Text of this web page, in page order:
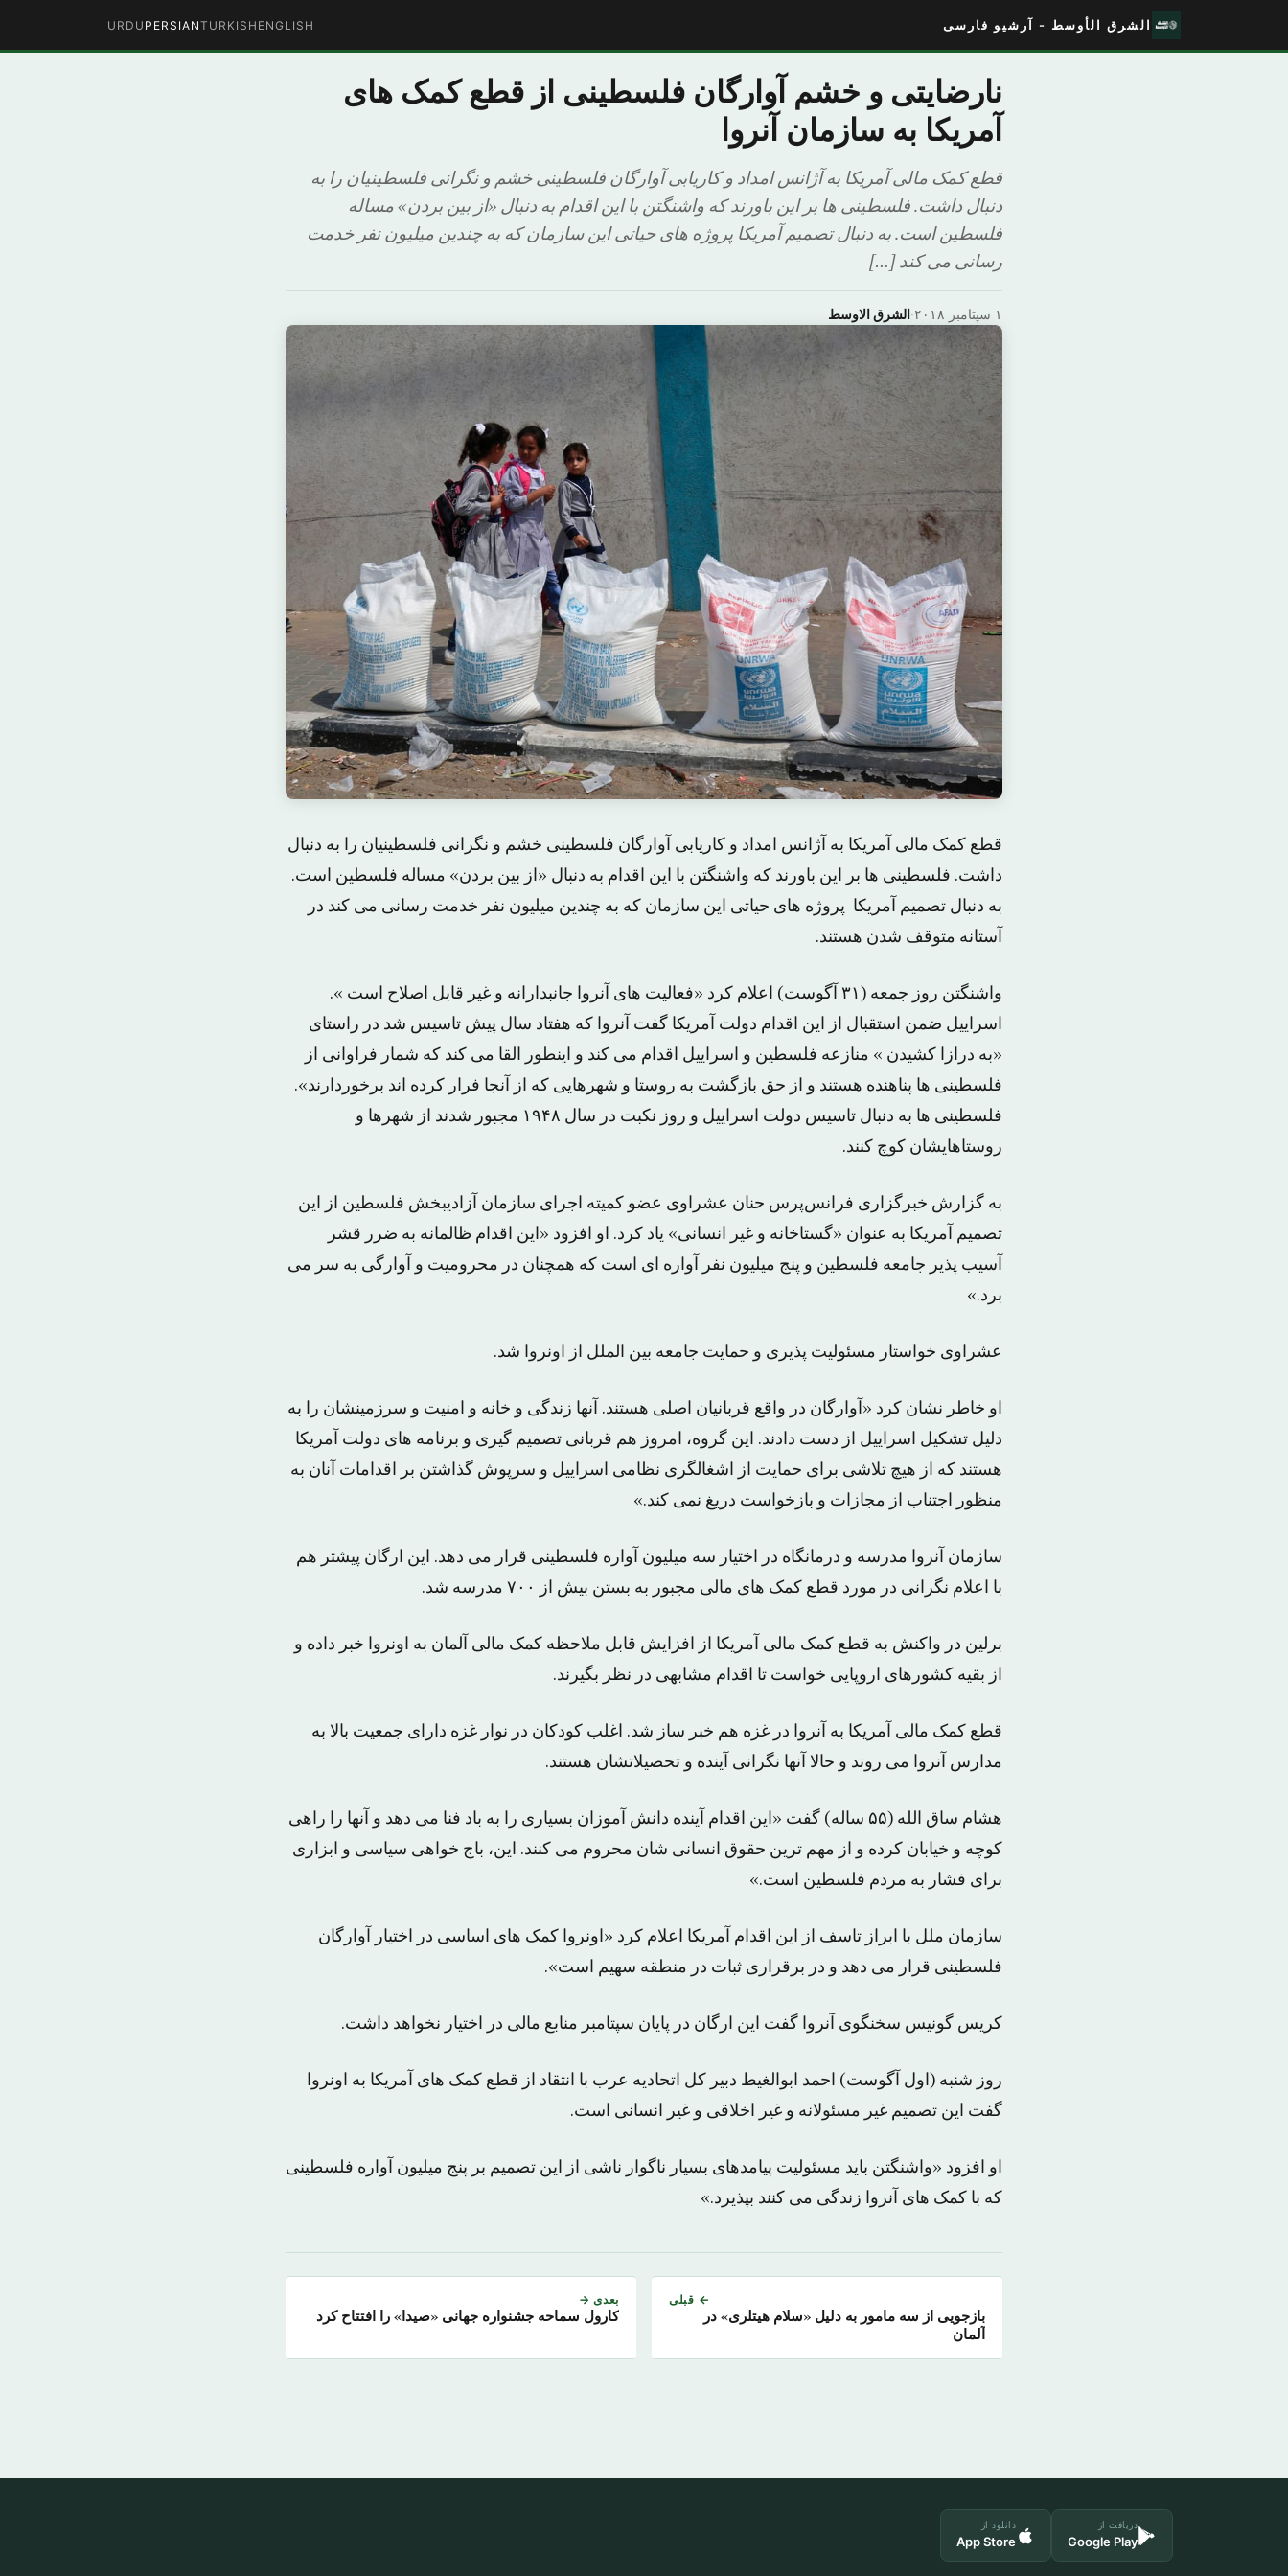
الشرق الأوسط - آرشیو فارسی ENGLISH
TURKISH
PERSIAN
URDU
نارضایتی و خشم آوارگان فلسطینی از قطع کمک های
آمریکا به سازمان آنروا
قطع کمک مالی آمریکا به آژانس امداد و کاریابی آوارگان فلسطینی خشم و نگرانی فلسطینیان را به
دنبال داشت. فلسطینی ها بر این باورند که واشنگتن با این اقدام به دنبال «از بین بردن»‌ مساله
فلسطین است. به دنبال تصمیم آمریکا پروژه های حیاتی این سازمان که به چندین میلیون نفر خدمت
رسانی می کند […]
الشرق الاوسط· ۱ سپتامبر ۲۰۱۸
قطع کمک مالی آمریکا به آژانس امداد و کاریابی آوارگان فلسطینی خشم و نگرانی فلسطینیان را به دنبال
داشت. فلسطینی ها بر این باورند که واشنگتن با این اقدام به دنبال «از بین بردن»‌ مساله فلسطین است.
به دنبال تصمیم آمریکا پروژه های حیاتی این سازمان که به چندین میلیون نفر خدمت رسانی می کند در
آستانه متوقف شدن هستند.
واشنگتن روز جمعه (۳۱ آگوست) اعلام کرد «فعالیت های آنروا جانبدارانه و غیر قابل اصلاح است ».
اسراییل ضمن استقبال از این اقدام دولت آمریکا گفت آنروا که هفتاد سال پیش تاسیس شد در راستای
«به درازا کشیدن » منازعه فلسطین و اسراییل اقدام می کند و اینطور القا می کند که شمار فراوانی از
فلسطینی ها پناهنده هستند و از حق بازگشت به روستا و شهرهایی که از آنجا فرار کرده اند برخوردارند».
فلسطینی ها به دنبال تاسیس دولت اسراییل و روز نکبت در سال ۱۹۴۸ مجبور شدند از شهرها و
روستاهایشان کوچ کنند.
به گزارش خبرگزاری فرانس‌پرس حنان عشراوی عضو کمیته اجرای سازمان آزادیبخش فلسطین از این
تصمیم آمریکا به عنوان «گستاخانه و غیر انسانی» یاد کرد. او افزود «این اقدام ظالمانه به ضرر قشر
آسیب پذیر جامعه فلسطین و پنج میلیون نفر آواره ای است که همچنان در محرومیت و آوارگی به سر می
برد.»
عشراوی خواستار مسئولیت پذیری و حمایت جامعه بین الملل از اونروا شد.
او خاطر نشان کرد «آوارگان در واقع قربانیان اصلی هستند. آنها زندگی و خانه و امنیت و سرزمینشان را به
دلیل تشکیل اسراییل از دست دادند. این گروه، امروز هم قربانی تصمیم گیری و برنامه های دولت آمریکا
هستند که از هیچ تلاشی برای حمایت از اشغالگری نظامی اسراییل و سرپوش گذاشتن بر اقدامات آنان به
منظور اجتناب از مجازات و بازخواست دریغ نمی کند.»
سازمان آنروا مدرسه و درمانگاه در اختیار سه میلیون آواره فلسطینی قرار می دهد. این ارگان پیشتر هم
با اعلام نگرانی در مورد قطع کمک های مالی مجبور به بستن بیش از ۷۰۰ مدرسه شد.
برلین در واکنش به قطع کمک مالی آمریکا از افزایش قابل ملاحظه کمک مالی آلمان به اونروا خبر داده و
از بقیه کشورهای اروپایی خواست تا اقدام مشابهی در نظر بگیرند.
قطع کمک مالی آمریکا به آنروا در غزه هم خبر ساز شد. اغلب کودکان در نوار غزه دارای جمعیت بالا به
مدارس آنروا می روند و حالا آنها نگرانی آینده و تحصیلاتشان هستند.
هشام ساق الله (۵۵ ساله) گفت «این اقدام آینده دانش آموزان بسیاری را به باد فنا می دهد و آنها را راهی
کوچه و خیابان کرده و از مهم ترین حقوق انسانی شان محروم می کنند. این، باج خواهی سیاسی و ابزاری
برای فشار به مردم فلسطین است.»
سازمان ملل با ابراز تاسف از این اقدام آمریکا اعلام کرد «اونروا کمک های اساسی در اختیار آوارگان
فلسطینی قرار می دهد و در برقراری ثبات در منطقه سهیم است».
کریس گونیس سخنگوی آنروا گفت این ارگان در پایان سپتامبر منابع مالی در اختیار نخواهد داشت.
روز شنبه (اول آگوست) احمد ابوالغیط دبیر کل اتحادیه عرب با انتقاد از قطع کمک های آمریکا به اونروا
گفت این تصمیم غیر مسئولانه و غیر اخلاقی و غیر انسانی است.
او افزود «واشنگتن باید مسئولیت پیامدهای بسیار ناگوار ناشی از این تصمیم بر پنج میلیون آواره فلسطینی
که با کمک های آنروا زندگی می کنند بپذیرد.»
← قبلی
بازجویی از سه مامور به دلیل «سلام هیتلری» در
آلمان
بعدی →
کارول سماحه جشنواره جهانی «صیدا» را افتتاح کرد
دریافت از
Google Play
دانلود از
App Store